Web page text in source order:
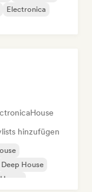
Electronica
House
hinzufügen
Deep House